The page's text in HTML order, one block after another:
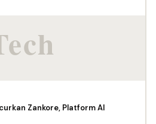
Zankore, Platform AI